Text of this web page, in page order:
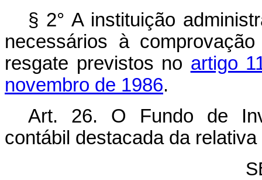
§ 2° A instituição
necessários à
resgate previstos no artigo
novembro de 1986.
Art. 26. O Fundo de
contábil destacada da